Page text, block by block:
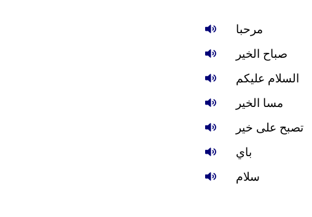
مرحبا
صباح الخير
السلام عليكم
مسا الخير
تصبح على خير
باي
سلام